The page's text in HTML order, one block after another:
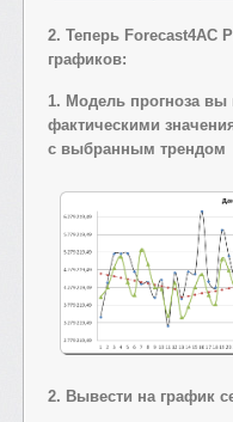
2. Теперь Forecast4AC
графиков:
1. Модель прогноза вы
фактическими
с выбранным трендом
2. Вывести на график